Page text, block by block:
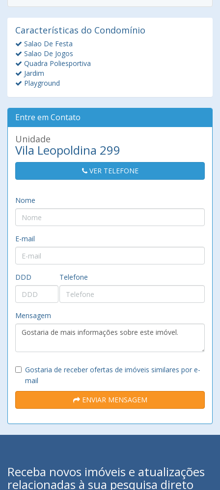
Características do Condomínio
Salao De Festa
Salao De Jogos
Quadra Poliesportiva
Jardim
Playground
Entre em Contato
Unidade
Vila Leopoldina 299
VER TELEFONE
Nome
E-mail
DDD Telefone
Mensagem
Gostaria de receber ofertas de imóveis similares por e-
mail
ENVIAR MENSAGEM
Receba novos imóveis e atualizações
relacionadas à sua pesquisa direto